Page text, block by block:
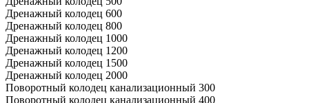
Дренажный колодец 600
Дренажный колодец 800
Дренажный колодец 1000
Дренажный колодец 1200
Дренажный колодец 1500
Дренажный колодец 2000
Поворотный колодец канализационный 300
Поворотный колодец канализационный 400